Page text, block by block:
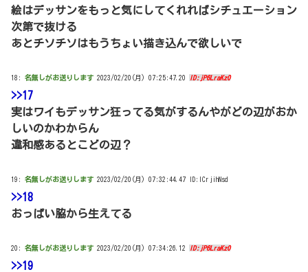
絵はデッサンをもっと気にしてくれればシチュエーション
次第で抜ける
あとチソチソはもうちょい描き込んで欲しいで
18: 名無しがお送りします 2023/02/20(月) 07:25:47.20 ID:jP6LraKz0
>>17
実はワイもデッサン狂ってる気がするんやがどの辺がおか
しいのかわからん
違和感あるとこどの辺？
19: 名無しがお送りします 2023/02/20(月) 07:32:44.47 ID:ICrjihNsd
>>18
おっぱい脇から生えてる
20: 名無しがお送りします 2023/02/20(月) 07:34:26.12 ID:jP6LraKz0
>>19